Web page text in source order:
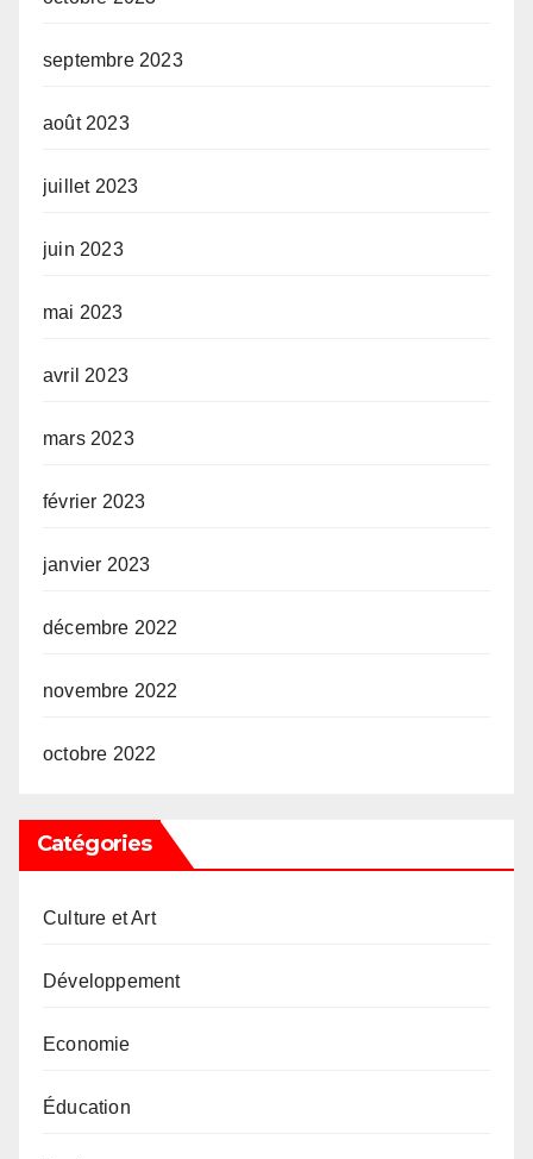
septembre 2023
août 2023
juillet 2023
juin 2023
mai 2023
avril 2023
mars 2023
février 2023
janvier 2023
décembre 2022
novembre 2022
octobre 2022
Catégories
Culture et Art
Développement
Economie
Éducation